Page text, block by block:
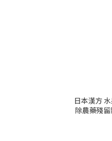
日本漢方
除農藥殘